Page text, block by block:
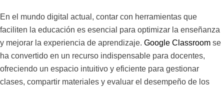
En el mundo digital actual, contar con herramientas que
faciliten la educación es esencial para optimizar la enseñanza
y mejorar la experiencia de aprendizaje. Google Classroom se
ha convertido en un recurso indispensable para docentes,
ofreciendo un espacio intuitivo y eficiente para gestionar
clases, compartir materiales y evaluar el desempeño de los